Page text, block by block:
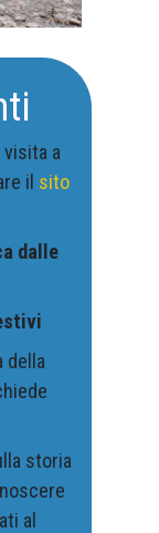
a
il sito
dalle
della
storia
al